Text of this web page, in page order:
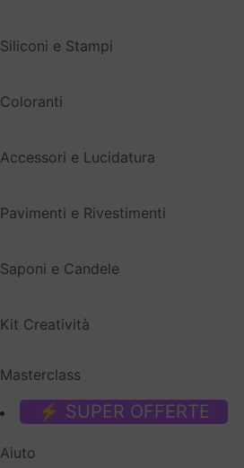
Siliconi e Stampi
Coloranti
Accessori e Lucidatura
Pavimenti e Rivestimenti
Saponi e Candele
Kit Creatività
Masterclass
⚡ SUPER OFFERTE
Aiuto